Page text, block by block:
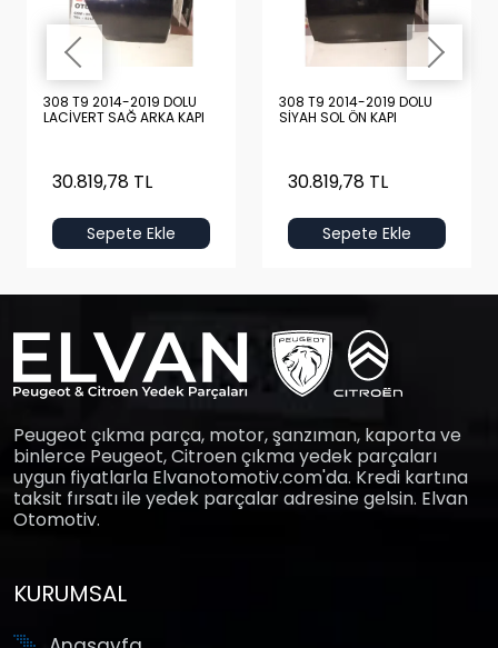
308 T9 2014-2019 DOLU
LACİVERT SAĞ ARKA KAPI
30.819,78 TL
Sepete Ekle
308 T9 2014-2019 DOLU
SİYAH SOL ÖN KAPI
30.819,78 TL
Sepete Ekle
Peugeot çıkma parça, motor, şanzıman, kaporta ve
binlerce Peugeot, Citroen çıkma yedek parçaları
uygun fiyatlarla Elvanotomotiv.com'da. Kredi kartına
taksit fırsatı ile yedek parçalar adresine gelsin. Elvan
Otomotiv.
KURUMSAL